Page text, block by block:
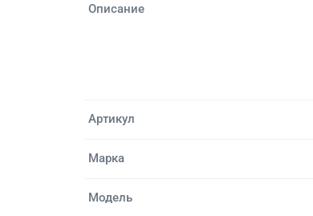
Описание
Артикул
Марка
Модель